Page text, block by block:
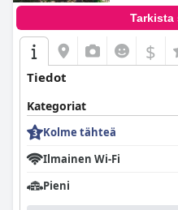
Tarkista
$
Tiedot
Kategoriat
Kolme tähteä
Ilmainen Wi-Fi
Pieni